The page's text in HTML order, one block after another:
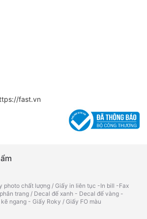
fast.vn
photo chất lượng / Giấy in liên tục -In bill -Fax
trang / Decal đế xanh - Decal đế vàng -
ngang - Giấy Roky / Giấy FO màu